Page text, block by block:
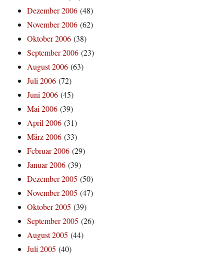
Dezember 2006 (48)
November 2006 (62)
Oktober 2006 (38)
September 2006 (23)
August 2006 (63)
Juli 2006 (72)
Juni 2006 (45)
Mai 2006 (39)
April 2006 (31)
März 2006 (33)
Februar 2006 (29)
Januar 2006 (39)
Dezember 2005 (50)
November 2005 (47)
Oktober 2005 (39)
September 2005 (26)
August 2005 (44)
Juli 2005 (40)